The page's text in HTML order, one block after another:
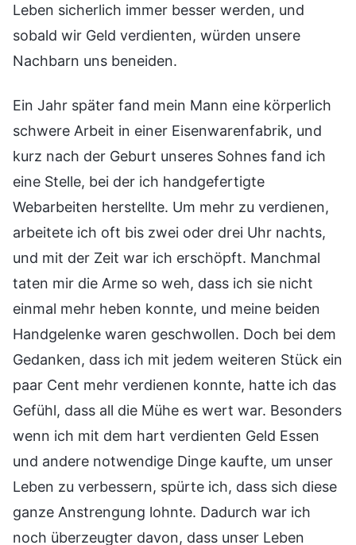
Leben sicherlich immer besser werden, und
sobald wir Geld verdienten, würden unsere
Nachbarn uns beneiden.
Ein Jahr später fand mein Mann eine körperlich
schwere Arbeit in einer Eisenwarenfabrik, und
kurz nach der Geburt unseres Sohnes fand ich
eine Stelle, bei der ich handgefertigte
Webarbeiten herstellte. Um mehr zu verdienen,
arbeitete ich oft bis zwei oder drei Uhr nachts,
und mit der Zeit war ich erschöpft. Manchmal
taten mir die Arme so weh, dass ich sie nicht
einmal mehr heben konnte, und meine beiden
Handgelenke waren geschwollen. Doch bei dem
Gedanken, dass ich mit jedem weiteren Stück ein
paar Cent mehr verdienen konnte, hatte ich das
Gefühl, dass all die Mühe es wert war. Besonders
wenn ich mit dem hart verdienten Geld Essen
und andere notwendige Dinge kaufte, um unser
Leben zu verbessern, spürte ich, dass sich diese
ganze Anstrengung lohnte. Dadurch war ich
noch überzeugter davon, dass unser Leben